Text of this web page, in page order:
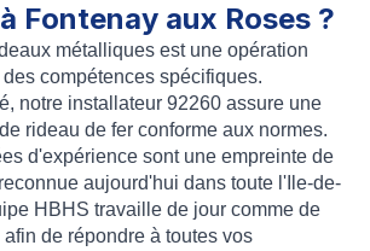
Fontenay aux Roses ?
métalliques est une opération
compétences spécifiques.
notre installateur 92260 assure une
rideau de fer conforme aux normes.
d'expérience sont une empreinte de
aujourd'hui dans toute l'Ile-de-
HBHS travaille de jour comme de
de répondre à toutes vos